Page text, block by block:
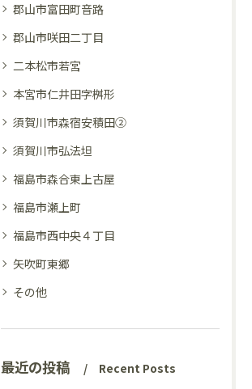
郡山市富田町音路
郡山市咲田二丁目
二本松市若宮
本宮市仁井田字桝形
須賀川市森宿安積田②
須賀川市弘法坦
福島市森合東上古屋
福島市瀬上町
福島市西中央４丁目
矢吹町東郷
その他
最近の投稿 Recent Posts